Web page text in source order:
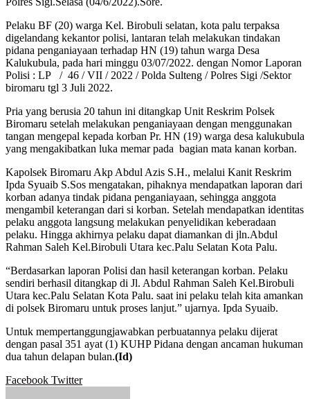
Pelaku BF (20) warga Kel. Birobuli selatan, kota palu terpaksa
digelandang kekantor polisi, lantaran telah melakukan tindakan
pidana penganiayaan terhadap HN (19) tahun warga Desa
Kalukubula, pada hari minggu 03/07/2022. dengan Nomor Laporan
Polisi : LP / 46 / VII / 2022 / Polda Sulteng / Polres Sigi /Sektor
biromaru tgl 3 Juli 2022.
Pria yang berusia 20 tahun ini ditangkap Unit Reskrim Polsek
Biromaru setelah melakukan penganiayaan dengan menggunakan
tangan mengepal kepada korban Pr. HN (19) warga desa kalukubula
yang mengakibatkan luka memar pada bagian mata kanan korban.
Kapolsek Biromaru Akp Abdul Azis S.H., melalui Kanit Reskrim
Ipda Syuaib S.Sos mengatakan, pihaknya mendapatkan laporan dari
korban adanya tindak pidana penganiayaan, sehingga anggota
mengambil keterangan dari si korban. Setelah mendapatkan identitas
pelaku anggota langsung melakukan penyelidikan keberadaan
pelaku. Hingga akhirnya pelaku dapat diamankan di jln.Abdul
Rahman Saleh Kel.Birobuli Utara kec.Palu Selatan Kota Palu.
“Berdasarkan laporan Polisi dan hasil keterangan korban. Pelaku
sendiri berhasil ditangkap di Jl. Abdul Rahman Saleh Kel.Birobuli
Utara kec.Palu Selatan Kota Palu. saat ini pelaku telah kita amankan
di polsek Biromaru untuk proses lanjut.” ujarnya. Ipda Syuaib.
Untuk mempertanggungjawabkan perbuatannya pelaku dijerat
dengan pasal 351 ayat (1) KUHP Pidana dengan ancaman hukuman
dua tahun delapan bulan.(Id)
Facebook TwitterGoogle+
LinkedIn
StumbleUpon
Tumblr
Pinterest
Reddit
VKontakte
WhatsApp
Telegram
Viber
Share
Print